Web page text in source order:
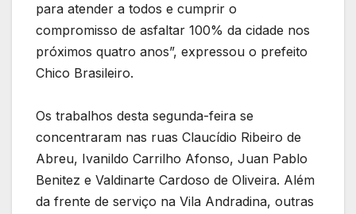
para atender a todos e cumprir o
compromisso de asfaltar 100% da cidade nos
próximos quatro anos”, expressou o prefeito
Chico Brasileiro.
Os trabalhos desta segunda-feira se
concentraram nas ruas Claucídio Ribeiro de
Abreu, Ivanildo Carrilho Afonso, Juan Pablo
Benitez e Valdinarte Cardoso de Oliveira. Além
da frente de serviço na Vila Andradina, outras